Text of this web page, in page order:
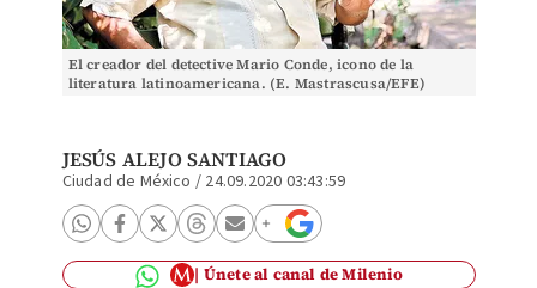
El creador del detective Mario Conde, icono de la
literatura latinoamericana. (E. Mastrascusa/EFE)
JESÚS ALEJO SANTIAGO
Ciudad de México / 24.09.2020 03:43:59
Únete al canal de Milenio